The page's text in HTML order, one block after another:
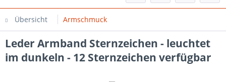
Übersicht Armschmuck
Leder Armband Sternzeichen - leuchtet
im dunkeln - 12 Sternzeichen verfügbar